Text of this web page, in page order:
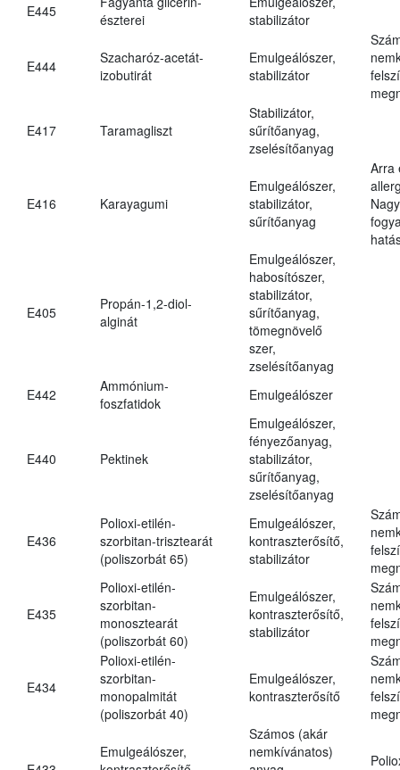
E445
észterei
stabilizátor
E444
Szacharóz-acetát-
izobutirát
Emulgeálószer,
stabilizátor
E417 Taramagliszt
Stabilizátor,
sűrítőanyag,
zselésítőanyag
E416 Karayagumi
Emulgeálószer,
stabilizátor,
sűrítőanyag
Arra
E405
Propán-1,2-diol-
alginát
Emulgeálószer,
habosítószer,
stabilizátor,
sűrítőanyag,
tömegnövelő
szer,
zselésítőanyag
E442
Ammónium-
foszfatidok
Emulgeálószer
E440 Pektinek
Emulgeálószer,
fényezőanyag,
stabilizátor,
sűrítőanyag,
zselésítőanyag
E436
Polioxi-etilén-
szorbitan-trisztearát
(poliszorbát 65)
Emulgeálószer,
kontraszterősítő,
stabilizátor
E435
Polioxi-etilén-
szorbitan-
monosztearát
(poliszorbát 60)
Emulgeálószer,
kontraszterősítő,
stabilizátor
E434
Polioxi-etilén-
szorbitan-
monopalmitát
(poliszorbát 40)
Emulgeálószer,
kontraszterősítő
Emulgeálószer,
Számos (akár
nemkívánatos)